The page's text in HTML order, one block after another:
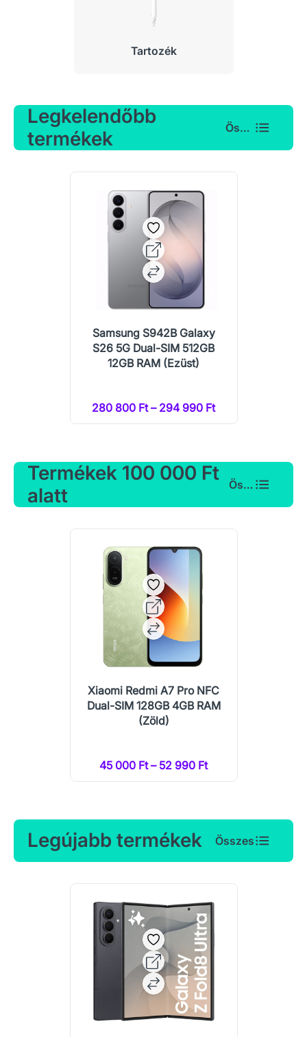
Tartozék
Legkelendőbb
termékek
Összes
Samsung S942B Galaxy
S26 5G Dual-SIM 512GB
12GB RAM (Ezüst)
280 800 Ft – 294 990 Ft
Termékek 100 000 Ft
alatt
Összes
Xiaomi Redmi A7 Pro NFC
Dual-SIM 128GB 4GB RAM
(Zöld)
45 000 Ft – 52 990 Ft
Legújabb termékek Összes